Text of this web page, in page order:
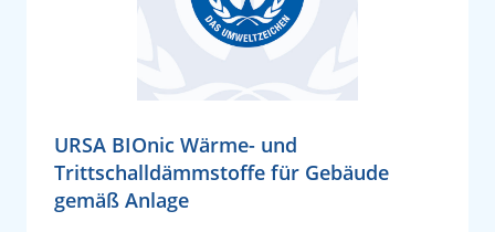
URSA BIOnic Wärme- und
Trittschalldämmstoffe für Gebäude
gemäß Anlage